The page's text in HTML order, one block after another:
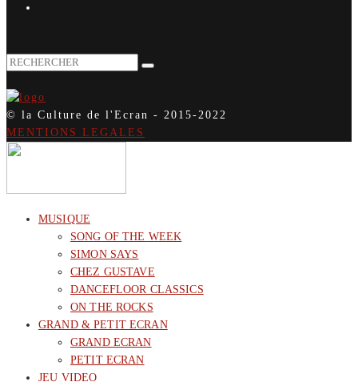
© la Culture de l'Ecran - 2015-2022
MENTIONS LEGALES
MUSIQUE
SONG OF THE WEEK
SIMON SAYS
CHEZ GUSTAVE
DANCEFLOOR CLASSICS
ON THE ROCKS
GRAND & PETIT ECRAN
GRAND ECRAN
PETIT ECRAN
JEU VIDEO